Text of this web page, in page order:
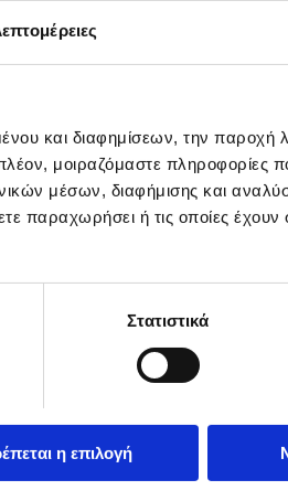
και διαφημίσεων, την παροχή
μοιραζόμαστε πληροφορίες
μέσων, διαφήμισης και
παραχωρήσει ή τις οποίες έχουν
Στατιστικά
η επιλογή